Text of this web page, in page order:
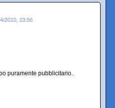
2010, 23:56
puramente pubblicitario.